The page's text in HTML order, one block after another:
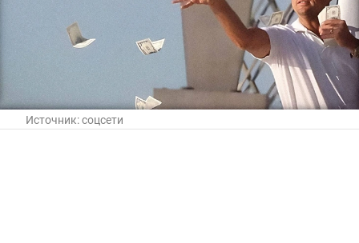
Источник:соцсети